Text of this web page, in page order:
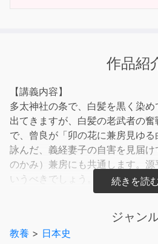
作品紹
【講義内容】
多太神社の条で、白髪を黒く染
出てきますが、白髪の老武者の
で、曾良が「卯の花に兼房見ゆ
詠んだ、義経妻子の自害を見届
のかみ）兼房にも共通します。
いうべきでしょう。腹の病気の
足先に行くことになります。「
【講師】
ジャン
教養 > 日本史